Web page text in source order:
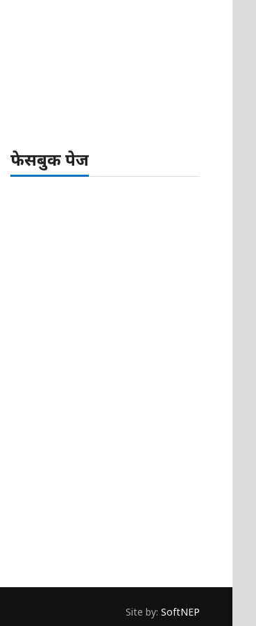
फेसबुक पेज
Site by: SoftNEP